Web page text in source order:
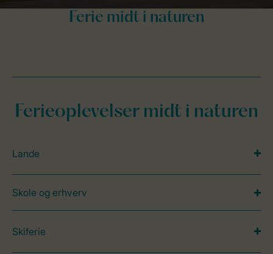
Ferieoplevelser midt i naturen
Lande
Skole og erhverv
Skiferie